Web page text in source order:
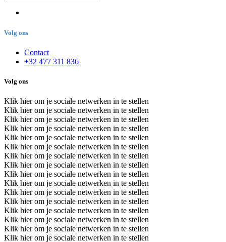
Volg ons
Contact
+32 477 311 836
Volg ons
Klik hier om je sociale netwerken in te stellen
Klik hier om je sociale netwerken in te stellen
Klik hier om je sociale netwerken in te stellen
Klik hier om je sociale netwerken in te stellen
Klik hier om je sociale netwerken in te stellen
Klik hier om je sociale netwerken in te stellen
Klik hier om je sociale netwerken in te stellen
Klik hier om je sociale netwerken in te stellen
Klik hier om je sociale netwerken in te stellen
Klik hier om je sociale netwerken in te stellen
Klik hier om je sociale netwerken in te stellen
Klik hier om je sociale netwerken in te stellen
Klik hier om je sociale netwerken in te stellen
Klik hier om je sociale netwerken in te stellen
Klik hier om je sociale netwerken in te stellen
Klik hier om je sociale netwerken in te stellen